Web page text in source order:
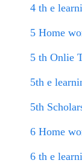
4 th e
5 Home
5 th Onlie
5th e
5th
6 Home
6 th e